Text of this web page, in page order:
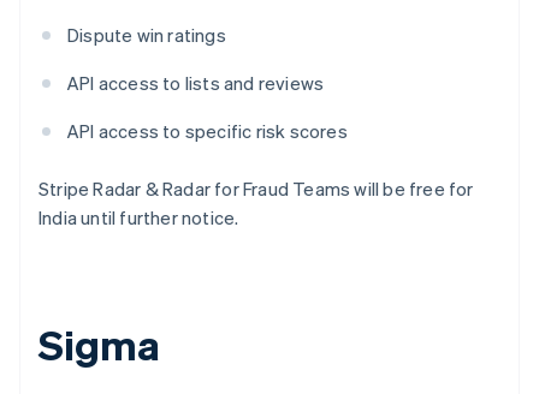
Dispute win ratings
API access to lists and reviews
API access to specific risk scores
Stripe Radar & Radar for Fraud Teams will be free for
India until further notice.
Sigma
English
DeutschEnglish
English
Español English
English
สวีเดน
Svenska